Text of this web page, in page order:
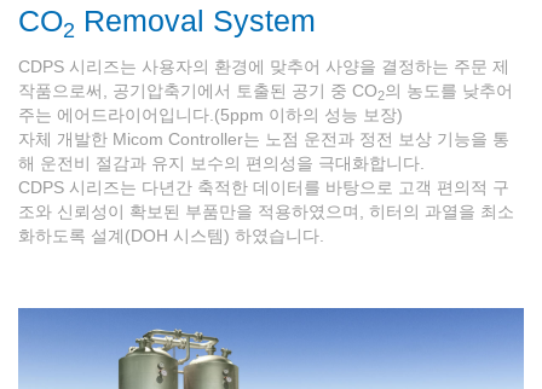
CO2 Removal System
CDPS 시리즈는 사용자의 환경에 맞추어 사양을 결정하는 주문 제
작품으로써, 공기압축기에서 토출된 공기 중 CO2의 농도를 낮추어
주는 에어드라이어입니다.(5ppm 이하의 성능 보장)
자체 개발한 Micom Controller는 노점 운전과 정전 보상 기능을 통
해 운전비 절감과 유지 보수의 편의성을 극대화합니다.
CDPS 시리즈는 다년간 축적한 데이터를 바탕으로 고객 편의적 구
조와 신뢰성이 확보된 부품만을 적용하였으며, 히터의 과열을 최소
화하도록 설계(DOH 시스템) 하였습니다.